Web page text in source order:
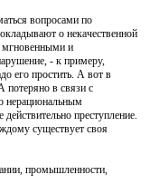
вопросами по
о некачественной
мгновенными и
- к примеру,
его простить. А вот в
потеряно в связи с
нерациональным
преступление.
существует своя
промышленности,